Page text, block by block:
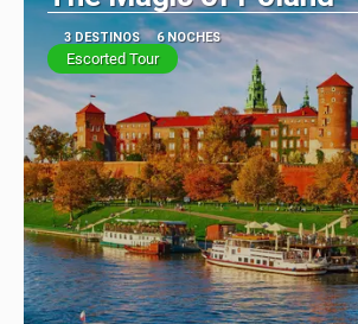
3 DESTINOS 6 NOCHES
Escorted Tour